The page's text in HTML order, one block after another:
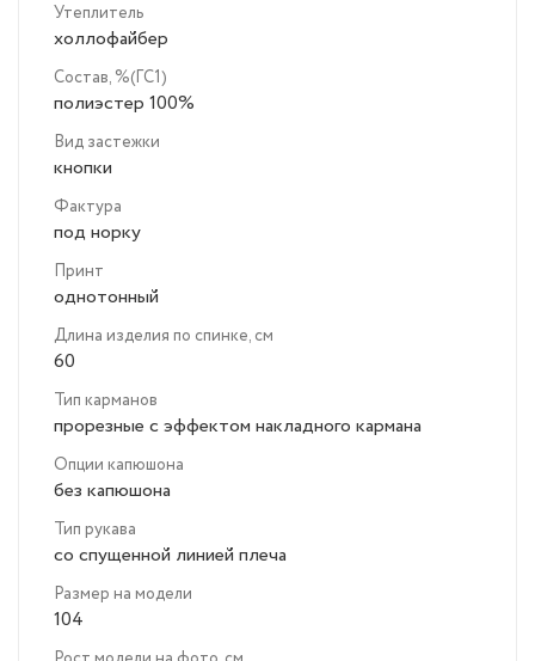
Утеплитель
холлофайбер
Состав, %(ГС1)
полиэстер 100%
Вид застежки
кнопки
Фактура
под норку
Принт
однотонный
Длина изделия по спинке, см
60
Тип карманов
прорезные с эффектом накладного кармана
Опции капюшона
без капюшона
Тип рукава
со спущенной линией плеча
Размер на модели
104